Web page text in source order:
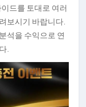
드를 토대로 여러
보시기 바랍니다.
석을 수익으로 연
.